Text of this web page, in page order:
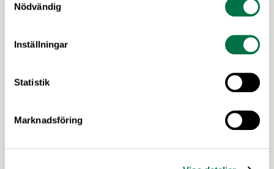
Nödvändig
Inställningar
Statistik
Marknadsföring
bättre matvanor –
Livsmedelsföretagen
11 FEBRUARI 2026
För att förstärka arbetet för goda matvanor har
fyra branschorganisationer och deras